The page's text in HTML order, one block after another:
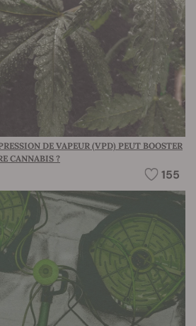
DE VAPEUR (VPD) PEUT BOOSTER
CANNABIS ?
155